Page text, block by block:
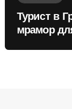
Турист в
мрамор